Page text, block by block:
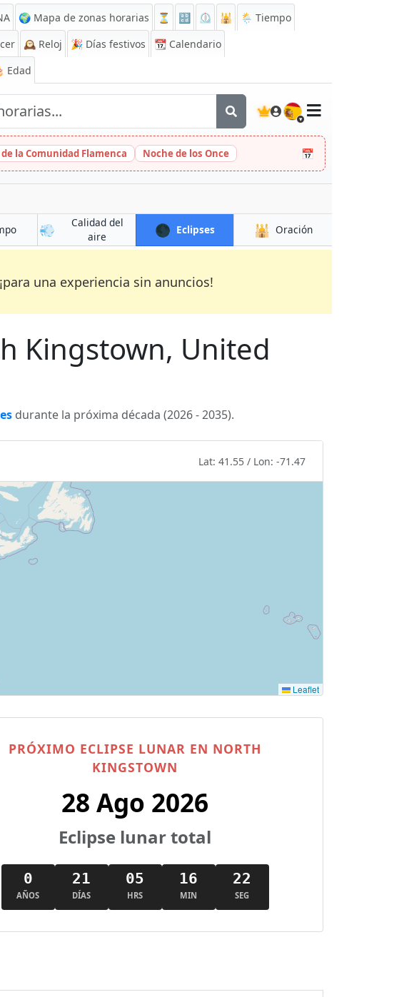
🌍 Mapa de zonas horarias ⏳ 🔡 ⏲️ 🕌
🌦️ Tiempo
🕰️ Reloj 🎉 Días festivos 📆 Calendario
Edad
🇪🇸
de la Comunidad Flamenca Noche de los Once 📅
💨
Calidad del
aire
🌑 Eclipses 🕌 Oración
¡para una experiencia sin anuncios!
Kingstown, United
durante la próxima década (2026 - 2035).
Lat: 41.55 / Lon: -71.47
Leaflet
PRÓXIMO ECLIPSE LUNAR EN NORTH
KINGSTOWN
28 Ago 2026
Eclipse lunar total
0
AÑOS
21
DÍAS
05
HRS
16
MIN
21
SEG